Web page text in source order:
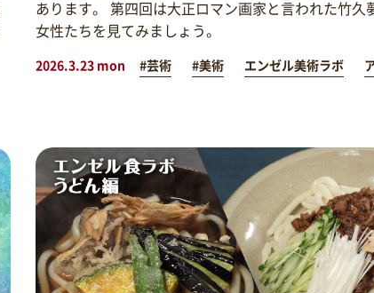
あります。 第四回は大正ロマン画家と言われた竹久
女性たちを見てみましょう。
2026.3.23 mon #芸術 #美術 エンゼル美術ラボ